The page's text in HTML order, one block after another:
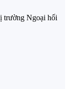
trường Ngoại hối